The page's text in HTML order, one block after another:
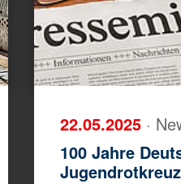
22.05.2025 ·
100 Jahre
Jugendrotkreuz